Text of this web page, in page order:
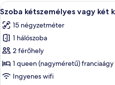
A
következő
szoba
összes
képének
megtekintése:
Szoba
4
Szoba kétszemélyes vagy két
15 négyzetméter
1 hálószoba
2 férőhely
1 queen (nagyméretű)
Ingyenes wifi